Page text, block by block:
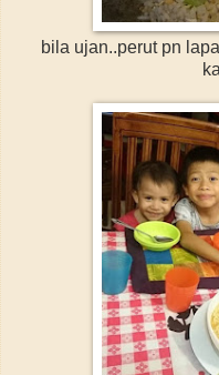
bila ujan..perut pn